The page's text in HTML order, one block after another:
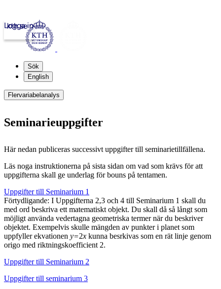
kth.se
Logga in
Sök
English
Flervariabelanalys
Seminarieuppgifter
Här nedan publiceras successivt uppgifter till seminarietillfällena.
Läs noga instruktionerna på sista sidan om vad som krävs för att
uppgifterna skall ge underlag för bouns på tentamen.
Uppgifter till Seminarium 1
Förtydligande: I Uppgifterna 2,3 och 4 till Seminarium 1 skall du
med ord beskriva ett matematiskt objekt. Du skall då så långt som
möjligt använda vedertagna geometriska termer när du beskriver
objektet. Exempelvis skulle mängden av punkter i planet som
uppfyller ekvationen y=2x kunna besrkivas som en rät linje genom
origo med riktningskoefficient 2.
Uppgifter till Seminarium 2
Uppgifter till seminarium 3